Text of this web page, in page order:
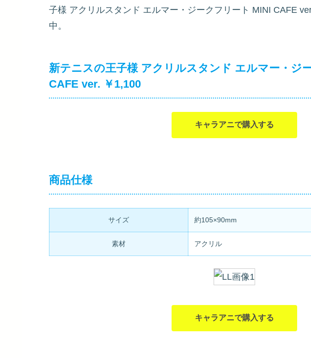
子様 アクリルスタンド エルマー・ジークフリート MINI CAFE
中。
新テニスの王子様 アクリルスタンド エルマー・ジ
CAFE ver. ￥1,100
キャラアニで購入する
商品仕様
サイズ 約105×90mm
素材 アクリル
キャラアニで購入する